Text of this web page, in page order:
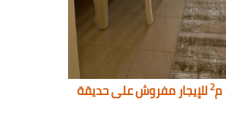
2للإيجار مفروش على حديقة